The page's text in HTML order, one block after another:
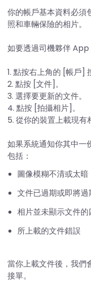
你的帳戶基本資料必須
照和車輛保險的相片。
如要透過司機夥伴 App
1. 點按右上角的 [帳戶]
2. 點按 [文件]。
3. 選擇要更新的文件。
4. 點按 [拍攝相片]。
5. 從你的裝置上載現有
如果系統通知你其中一
包括：
圖像模糊不清或太暗
文件已過期或即將過
相片並未顯示文件的
所上載的文件錯誤
當你上載文件後，我們
接單。